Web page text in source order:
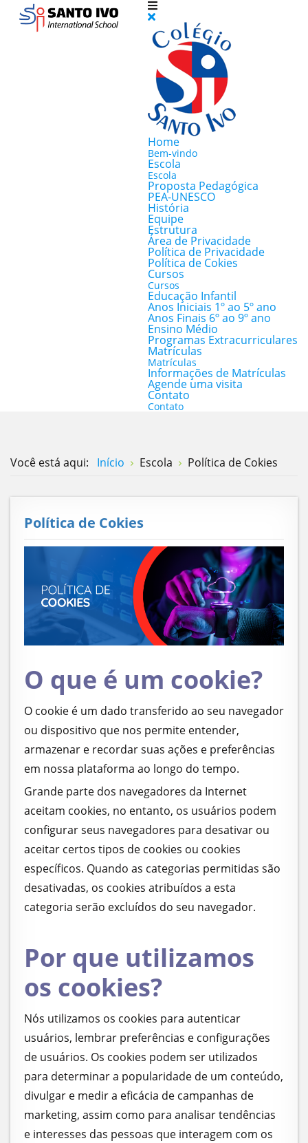
Home
Bem-vindo
Escola
Escola
Proposta Pedagógica
PEA-UNESCO
História
Equipe
Estrutura
Área de Privacidade
Política de Privacidade
Política de Cokies
Cursos
Cursos
Educação Infantil
Anos Iniciais 1º ao 5º ano
Anos Finais 6º ao 9º ano
Ensino Médio
Programas Extracurriculares
Matrículas
Matrículas
Informações de Matrículas
Agende uma visita
Contato
Contato
Você está aqui: Início Escola Política de Cokies
Política de Cokies
O que é um cookie?
O cookie é um dado transferido ao seu navegador
ou dispositivo que nos permite entender,
armazenar e recordar suas ações e preferências
em nossa plataforma ao longo do tempo.
Grande parte dos navegadores da Internet
aceitam cookies, no entanto, os usuários podem
configurar seus navegadores para desativar ou
aceitar certos tipos de cookies ou cookies
específicos. Quando as categorias permitidas são
desativadas, os cookies atribuídos a esta
categoria serão excluídos do seu navegador.
Por que utilizamos
os cookies?
Nós utilizamos os cookies para autenticar
usuários, lembrar preferências e configurações
de usuários. Os cookies podem ser utilizados
para determinar a popularidade de um conteúdo,
divulgar e medir a eficácia de campanhas de
marketing, assim como para analisar tendências
e interesses das pessoas que interagem com os